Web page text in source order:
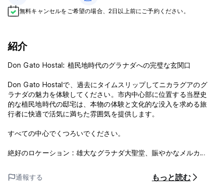
無料キャンセルをご希望の場合、2日以上前にご予約ください。
紹介
Don Gato Hostal: 植民地時代のグラナダへの完璧な玄関口
Don Gato Hostalで、過去にタイムスリップしてニカラグアのグ
ラナダの魅力を体験してください。市内中心部に位置する当歴史
的な植民地時代の邸宅は、本物の体験と文化的な没入を求める旅
行者に快適で活気に満ちた雰囲気を提供します。
すべての中心でくつろいでください。
絶好のロケーション : 雄大なグラナダ大聖堂、賑やかなメルカド
観光スポットからすぐの距離にあります。
通報する もっと読む